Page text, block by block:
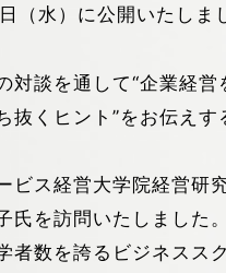
（水）に公開いたしま
対談を通して“企業経営
抜くヒント”をお伝えす
ビス経営大学院経営研
氏を訪問いたしました。
者数を誇るビジネスス